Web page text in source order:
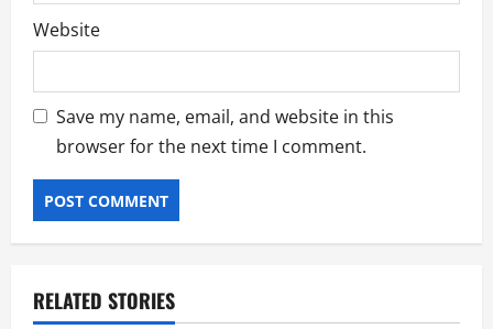
Website
Save my name, email, and website in this
browser for the next time I comment.
RELATED STORIES